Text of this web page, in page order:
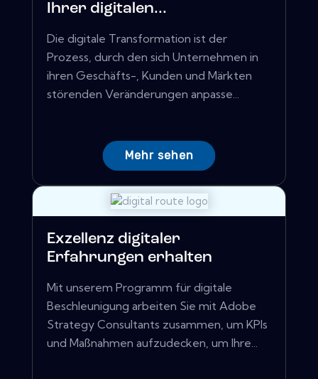
Ihrer digitalen...
Die digitale Transformation ist der
Prozess, durch den sich Unternehmen in
ihren Geschäfts-, Kunden und Märkten
störenden Veränderungen anpasse...
Mehr sehen
Exzellenz digitaler
Erfahrungen erhalten
Mit unserem Programm für digitale
Beschleunigung arbeiten Sie mit Adobe
Strategy Consultants zusammen, um KPIs
und Maßnahmen aufzudecken, um Ihre...